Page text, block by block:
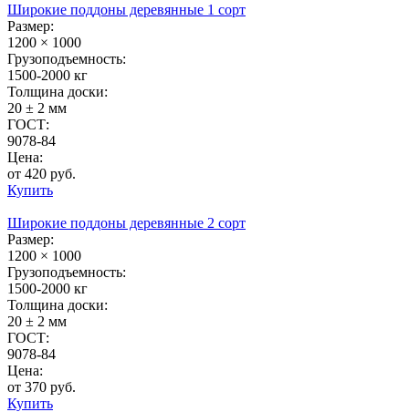
Широкие поддоны деревянные 1 сорт
Размер:
1200 × 1000
Грузоподъемность:
1500-2000 кг
Толщина доски:
20 ± 2 мм
ГОСТ:
9078-84
Цена:
от 420 руб.
Купить
Широкие поддоны деревянные 2 сорт
Размер:
1200 × 1000
Грузоподъемность:
1500-2000 кг
Толщина доски:
20 ± 2 мм
ГОСТ:
9078-84
Цена:
от 370 руб.
Купить